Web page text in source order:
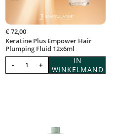
Keratine Plus Empower Hair
Plumping Fluid 12x6ml
€72,00
- +
IN
WINKELMAND